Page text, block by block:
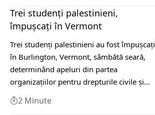
Trei studenţi palestinieni,
împuşcaţi în Vermont
Trei studenţi palestinieni au fost împuşcaţi
în Burlington, Vermont, sâmbătă seară,
determinând apeluri din partea
organizaţiilor pentru drepturile civile şi…
2 Minute